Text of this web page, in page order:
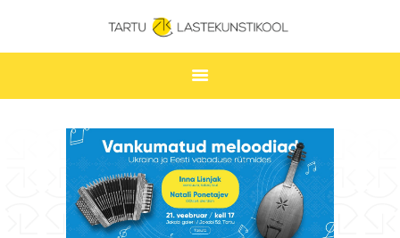
TARTU LASTEKUNSTIKOOL
ESILEHT
UUDISED
ÕPPIMINE
TUNNIPLAAN